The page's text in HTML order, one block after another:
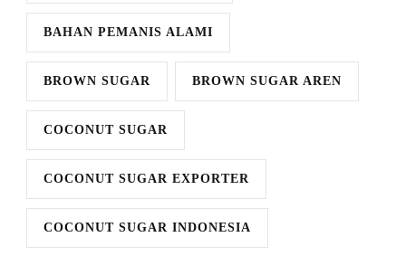
BAHAN PEMANIS ALAMI
BROWN SUGAR BROWN SUGAR AREN
COCONUT SUGAR
COCONUT SUGAR EXPORTER
COCONUT SUGAR INDONESIA